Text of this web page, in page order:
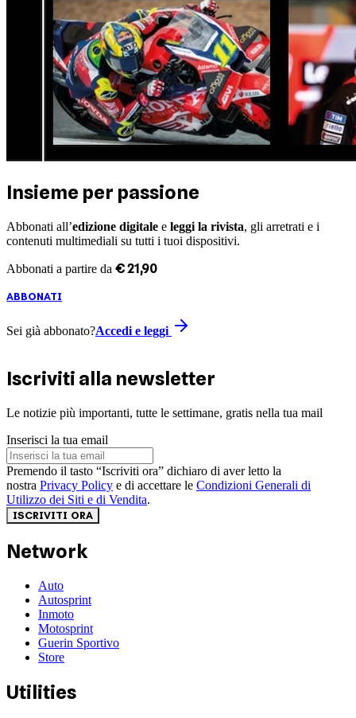
Insieme per passione
Abbonati all’edizione digitale e leggi la rivista, gli arretrati e i
contenuti multimediali su tutti i tuoi dispositivi.
Abbonati a partire da €21 ,90
ABBONATI
Sei già abbonato?Accedi e leggi
Iscriviti alla newsletter
Le notizie più importanti, tutte le settimane, gratis nella tua mail
Inserisci la tua email
Premendo il tasto “Iscriviti ora” dichiaro di aver letto la
nostra Privacy Policy e di accettare le Condizioni Generali di
Utilizzo dei Siti e di Vendita.
ISCRIVITI ORA
Network
Auto
Autosprint
Inmoto
Motosprint
Guerin Sportivo
Store
Utilities